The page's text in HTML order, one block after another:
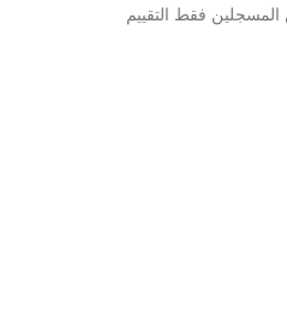
فقط التقييم